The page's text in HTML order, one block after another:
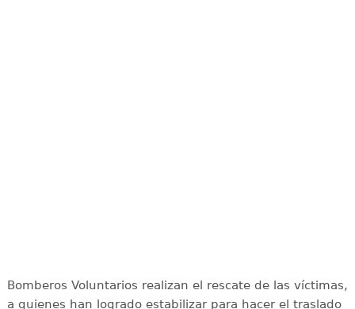
Bomberos Voluntarios realizan el rescate de las víctimas,
a quienes han logrado estabilizar para hacer el traslado